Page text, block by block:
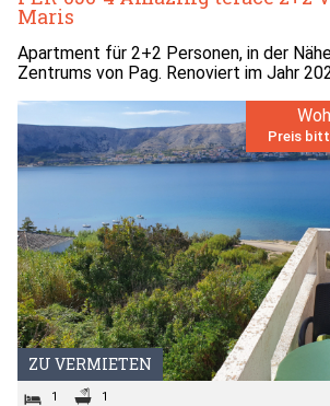
Maris
Apartment für 2+2 Personen, in der
Zentrums von Pag. Renoviert im Jahr
ZU VERMIETEN
Preis
1 1